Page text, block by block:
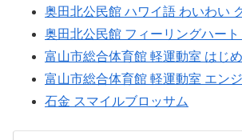
奥田北公民館 ハワイ語 わいわい
奥田北公民館 フィーリングハート
富山市総合体育館 軽運動室 はじ
富山市総合体育館 軽運動室 エン
石金 スマイルブロッサム